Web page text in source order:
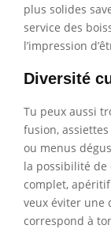
plus solides
service des
l’impression
Diversité
Tu peux aussi
fusion,
ou menus
la possibilité de
complet,
veux éviter une
correspond à